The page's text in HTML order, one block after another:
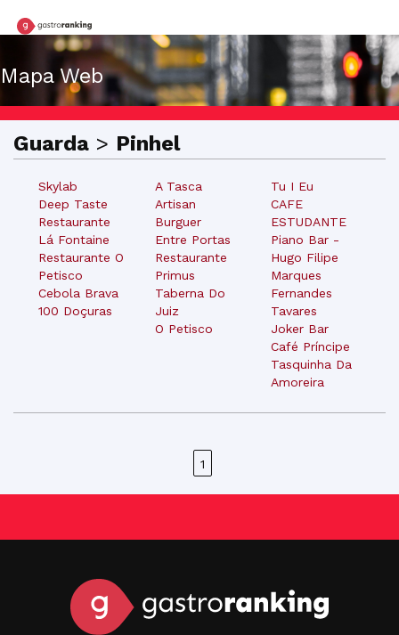
Mapa Web
Guarda > Pinhel
Skylab
Deep Taste
Restaurante
Lá Fontaine
Restaurante O
Petisco
Cebola Brava
100 Doçuras
A Tasca
Artisan
Burguer
Entre Portas
Restaurante
Primus
Taberna Do
Juiz
O Petisco
Tu I Eu
CAFE
ESTUDANTE
Piano Bar -
Hugo Filipe
Marques
Fernandes
Tavares
Joker Bar
Café Príncipe
Tasquinha Da
Amoreira
1